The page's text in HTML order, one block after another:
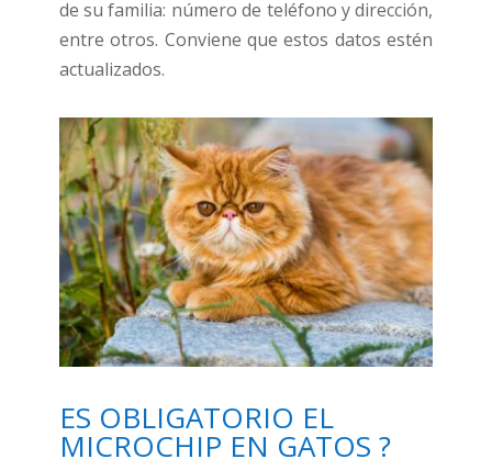
de su familia: número de teléfono y dirección,
entre otros. Conviene que estos datos estén
actualizados.
ES OBLIGATORIO EL
MICROCHIP EN GATOS ?